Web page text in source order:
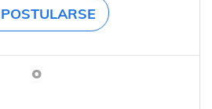
POSTULARSE
o